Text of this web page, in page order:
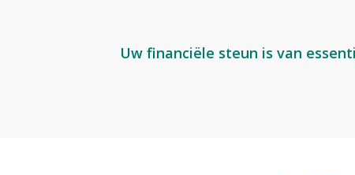
Uw financiële steun is van